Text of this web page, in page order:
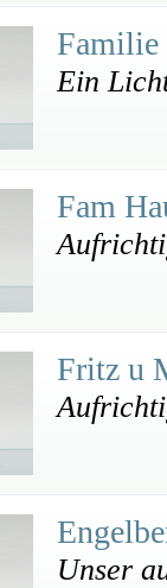
Familie
Ein
Fam
Fritz u
Unser